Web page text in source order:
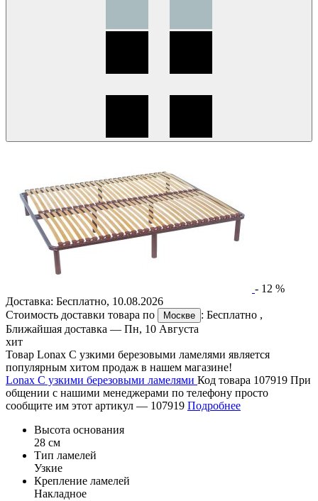
- 12 %
Доставка: Бесплатно, 10.08.2026
Стоимость доставки товара по
Москве : Бесплатно ,
Ближайшая доставка — Пн, 10 Августа
хит
Товар Lonax С узкими березовыми ламелями является
популярным хитом продаж в нашем магазине!
Lonax С узкими березовыми ламелями Код товара 107919 При
общении с нашими менеджерами по телефону просто
сообщите им этот артикул — 107919 Подробнее
Высота основания
28 см
Тип ламелей
Узкие
Крепление ламелей
Накладное